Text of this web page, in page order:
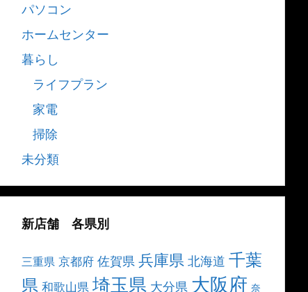
パソコン
ホームセンター
暮らし
ライフプラン
家電
掃除
未分類
新店舗 各県別
三重県 京都府 佐賀県 兵庫県 北海道 千葉
県 和歌山県 埼玉県 大分県 大阪府 奈